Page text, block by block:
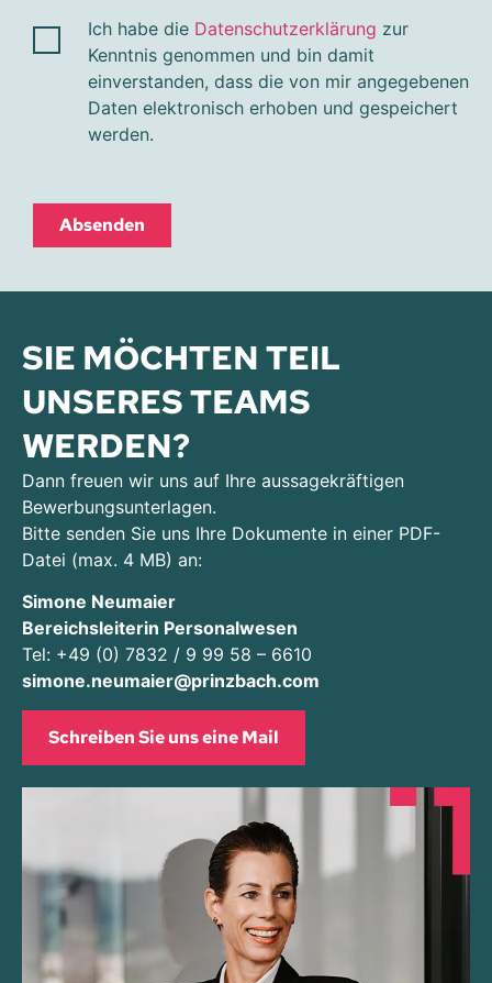
Ich habe die Datenschutzerklärung zur
Kenntnis genommen und bin damit
einverstanden, dass die von mir angegebenen
Daten elektronisch erhoben und gespeichert
werden.
Absenden
SIE MÖCHTEN TEIL
UNSERES TEAMS
WERDEN?
Dann freuen wir uns auf Ihre aussagekräftigen
Bewerbungsunterlagen.
Bitte senden Sie uns Ihre Dokumente in einer PDF-
Datei (max. 4 MB) an:
Simone Neumaier
Bereichsleiterin Personalwesen
Tel: +49 (0) 7832 / 9 99 58 – 6610
simone.neumaier@prinzbach.com
Schreiben Sie uns eine Mail